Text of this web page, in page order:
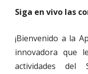
Siga en vivo las
¡Bienvenido a la
innovadora que
actividades